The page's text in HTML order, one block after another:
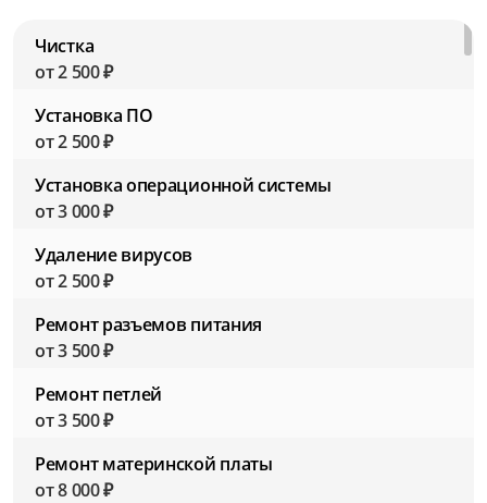
Чистка
от 2 500 ₽
Установка ПО
от 2 500 ₽
Установка операционной системы
от 3 000 ₽
Удаление вирусов
от 2 500 ₽
Ремонт разъемов питания
от 3 500 ₽
Ремонт петлей
от 3 500 ₽
Ремонт материнской платы
от 8 000 ₽